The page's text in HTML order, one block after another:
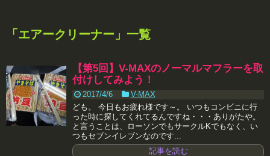
「 エアークリーナー 」 一覧
【第5回】V-MAXのノーマルマフラーを取
付けしてみよう！
2017/4/6
V-MAX
ども。 今日もお疲れ様です～。 いつもコンビニに行
った時に探してくれてるんですね・・・ありがたや。
と言うことは、ローソンでもサークルKでもなく、い
つもセブンイレブンなのです...
記事を読む